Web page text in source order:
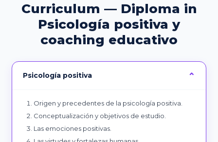
Curriculum — Diploma in
Psicología positiva y
coaching educativo
Psicología positiva
Origen y precedentes de la psicología positiva.
Conceptualización y objetivos de estudio.
Las emociones positivas.